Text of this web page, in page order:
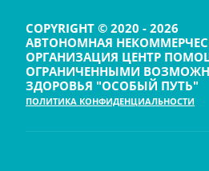
COPYRIGHT © 2020 - 2026
АВТОНОМНАЯ
ОРГАНИЗАЦИЯ ЦЕНТР
ОГРАНИЧЕННЫМИ
ЗДОРОВЬЯ "ОСОБЫЙ ПУТЬ"
ПОЛИТИКА КОНФИДЕНЦИАЛЬНОСТИ